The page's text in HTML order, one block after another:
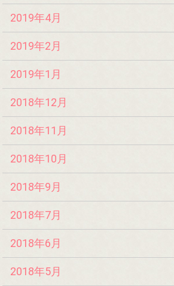
2019年4月
2019年2月
2019年1月
2018年12月
2018年11月
2018年10月
2018年9月
2018年7月
2018年6月
2018年5月